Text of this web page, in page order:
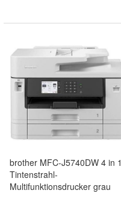
brother MFC-J5740DW 4 in 1
Tintenstrahl-
Multifunktionsdrucker grau